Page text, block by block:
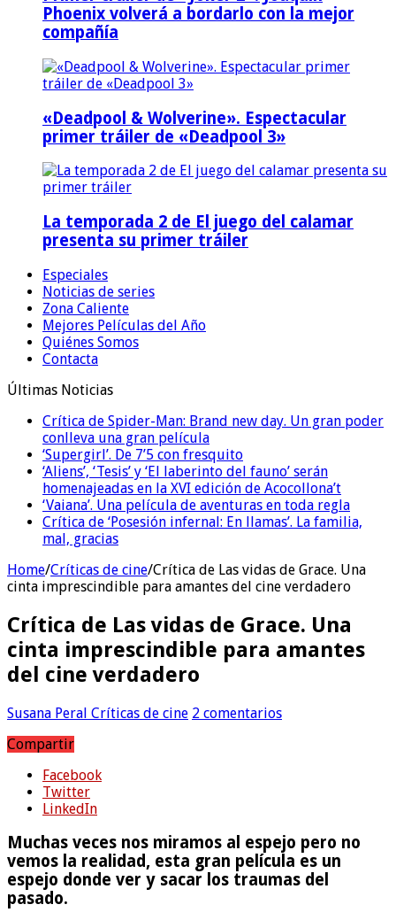
Phoenix volverá a bordarlo con la mejor
compañía
«Deadpool & Wolverine». Espectacular
primer tráiler de «Deadpool 3»
La temporada 2 de El juego del calamar
presenta su primer tráiler
Especiales
Noticias de series
Zona Caliente
Mejores Películas del Año
Quiénes Somos
Contacta
Últimas Noticias
Crítica de Spider-Man: Brand new day. Un gran poder
conlleva una gran película
‘Supergirl’. De 7’5 con fresquito
‘Aliens’, ‘Tesis’ y ‘El laberinto del fauno’ serán
homenajeadas en la XVI edición de Acocollona’t
‘Vaiana’. Una película de aventuras en toda regla
Crítica de ‘Posesión infernal: En llamas’. La familia,
mal, gracias
Home/Críticas de cine/Crítica de Las vidas de Grace. Una
cinta imprescindible para amantes del cine verdadero
Crítica de Las vidas de Grace. Una
cinta imprescindible para amantes
del cine verdadero
Susana Peral Críticas de cine 2 comentarios
Compartir
Facebook
Twitter
LinkedIn
Muchas veces nos miramos al espejo pero no
vemos la realidad, esta gran película es un
espejo donde ver y sacar los traumas del
pasado.